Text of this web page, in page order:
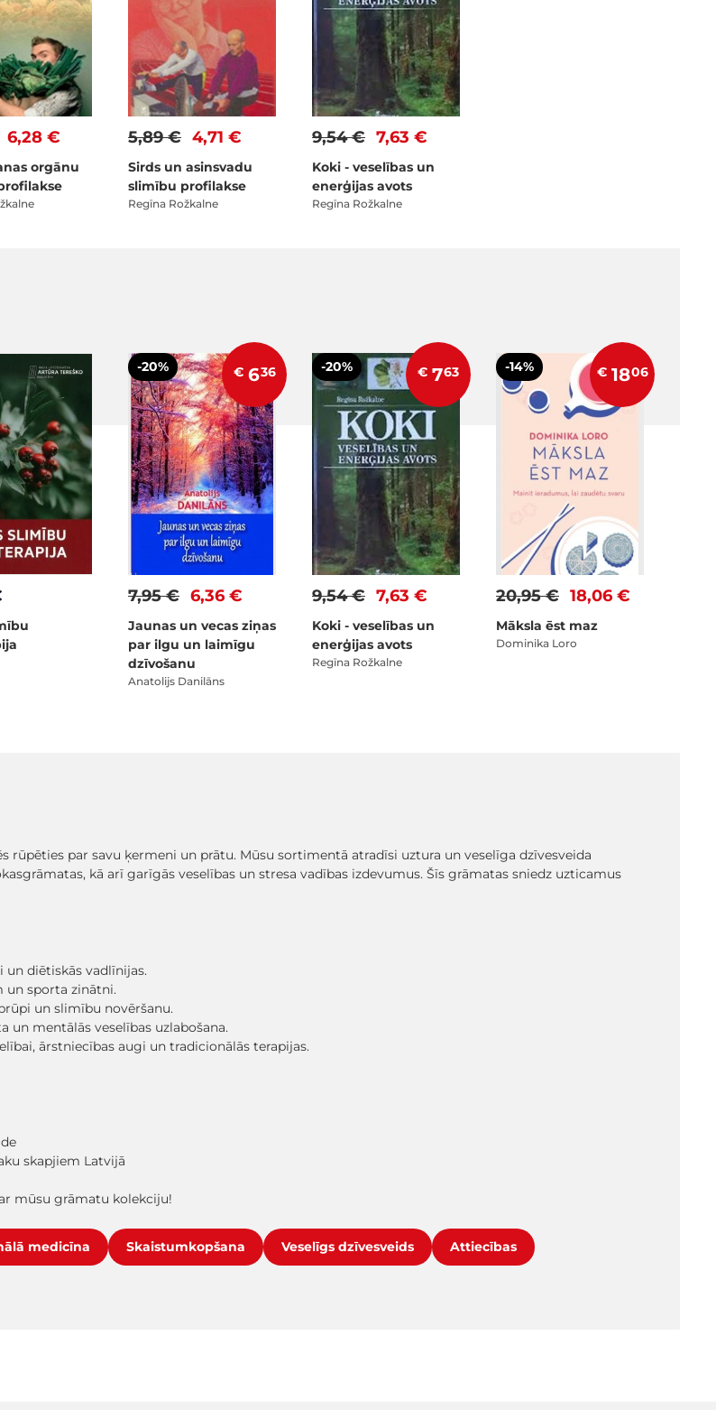
6,28 €
orgānu
4,71 €
5,89 €
Sirds un asinsvadu
slimību profilakse
Regīna Rožkalne
7,63 €
9,54 €
Koki - veselības un
enerģijas avots
Regīna Rožkalne
-20% € 636
6,36 €
7,95 €
Jaunas un vecas ziņas
par ilgu un laimīgu
dzīvošanu
Anatolijs Danilāns
-20% € 763
7,63 €
9,54 €
Koki - veselības un
enerģijas avots
Regīna Rožkalne
-14% € 1806
18,06 €
20,95 €
Māksla ēst maz
Dominika Loro
par savu ķermeni un prātu. Mūsu sortimentā atradīsi uztura un veselīga dzīvesveida
kā arī garīgās veselības un stresa vadības izdevumus. Šīs grāmatas sniedz uzticamus
un diētiskās vadlīnijas.
un sporta zinātni.
un slimību novēršanu.
un mentālās veselības uzlabošana.
ārstniecības augi un tradicionālās terapijas.
skapjiem Latvijā
mūsu grāmatu kolekciju!
medicīna Skaistumkopšana Veselīgs dzīvesveids Attiecības